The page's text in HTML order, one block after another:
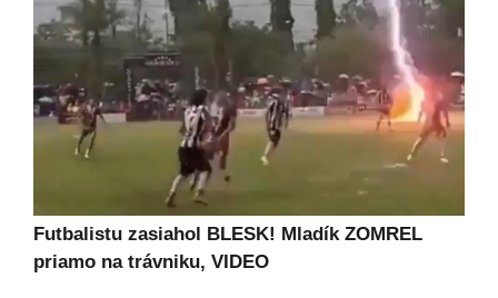
Futbalistu zasiahol BLESK! Mladík ZOMREL
priamo na trávniku, VIDEO